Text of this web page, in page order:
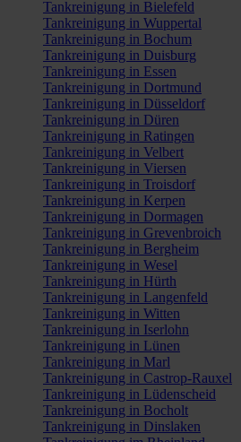
Tankreinigung in Bielefeld
Tankreinigung in Wuppertal
Tankreinigung in Bochum
Tankreinigung in Duisburg
Tankreinigung in Essen
Tankreinigung in Dortmund
Tankreinigung in Düsseldorf
Tankreinigung in Düren
Tankreinigung in Ratingen
Tankreinigung in Velbert
Tankreinigung in Viersen
Tankreinigung in Troisdorf
Tankreinigung in Kerpen
Tankreinigung in Dormagen
Tankreinigung in Grevenbroich
Tankreinigung in Bergheim
Tankreinigung in Wesel
Tankreinigung in Hürth
Tankreinigung in Langenfeld
Tankreinigung in Witten
Tankreinigung in Iserlohn
Tankreinigung in Lünen
Tankreinigung in Marl
Tankreinigung in Castrop-Rauxel
Tankreinigung in Lüdenscheid
Tankreinigung in Bocholt
Tankreinigung in Dinslaken